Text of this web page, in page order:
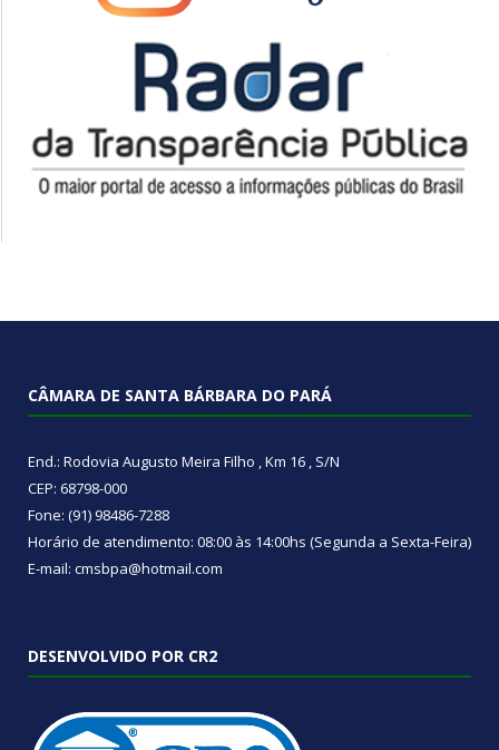
CÂMARA DE SANTA BÁRBARA DO PARÁ
End.: Rodovia Augusto Meira Filho , Km 16 , S/N
CEP: 68798-000
Fone: (91) 98486-7288
Horário de atendimento: 08:00 às 14:00hs (Segunda a Sexta-Feira)
E-mail: cmsbpa@hotmail.com
DESENVOLVIDO POR CR2